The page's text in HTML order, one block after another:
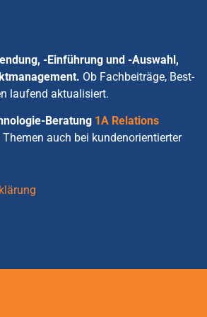
-Einführung und -Auswahl,
Ob Fachbeiträge, Best-
laufend aktualisiert.
Beratung 1A Relations
auch bei kundenorientierter